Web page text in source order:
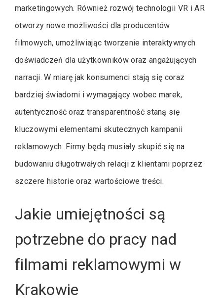
marketingowych. Również rozwój technologii VR i AR
otworzy nowe możliwości dla producentów
filmowych, umożliwiając tworzenie interaktywnych
doświadczeń dla użytkowników oraz angażujących
narracji. W miarę jak konsumenci stają się coraz
bardziej świadomi i wymagający wobec marek,
autentyczność oraz transparentność staną się
kluczowymi elementami skutecznych kampanii
reklamowych. Firmy będą musiały skupić się na
budowaniu długotrwałych relacji z klientami poprzez
szczere historie oraz wartościowe treści.
Jakie umiejętności są
potrzebne do pracy nad
filmami reklamowymi w
Krakowie